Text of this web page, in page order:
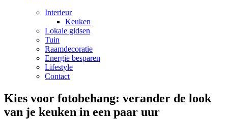
Interieur
Keuken
Lokale gidsen
Tuin
Raamdecoratie
Energie besparen
Lifestyle
Contact
Kies voor fotobehang: verander de look
van je keuken in een paar uur